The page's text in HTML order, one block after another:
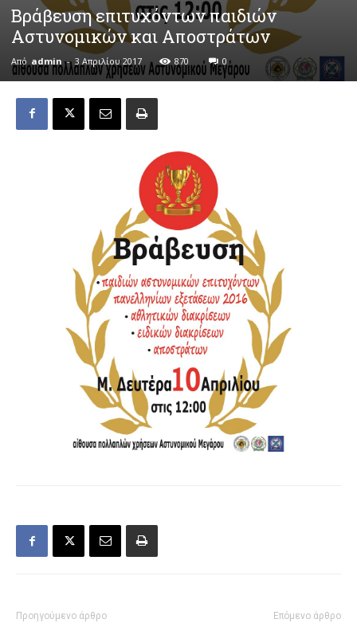
Βράβευση επιτυχόντων παιδιών
Αστυνομικών και Αποστράτων
Από admin - 3 Απριλίου 2017 870 0
Προηγούμενο άρθρο Επόμενο άρθρο